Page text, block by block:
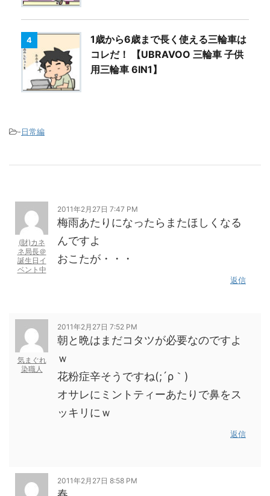
4
1歳から6歳まで長く使える三輪車は
コレだ！ 【UBRAVOO 三輪車 子供
用三輪車 6IN1】
-日常編
(財)カネ
ネ局長＠
誕生日イ
ベント中
2011年2月27日 7:47 PM
梅雨あたりになったらまたほしくなる
んですよ
おこたが・・・
返信
気まぐれ
染職人
2011年2月27日 7:52 PM
朝と晩はまだコタツが必要なのですよ
ｗ
花粉症辛そうですね(;´ρ｀)
オサレにミントティーあたりで鼻をス
ッキリにｗ
返信
2011年2月27日 8:58 PM